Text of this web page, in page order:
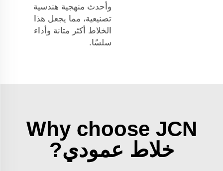
وأحدث منهجية هندسية
تصنيعية، مما يجعل هذا
الخلاط أكثر متانة وأداء
سلسًا.
Why choose JCN
خلاط عمودي?